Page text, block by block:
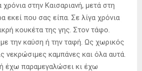
χρόνια στην Καισαριανή, μετά στη
εκεί που σας είπα. Σε λίγα χρόνια
κουκέτα της γης. Στον τάφο.
την καύση ή την ταφή. Ως χωρικός
νεκρώσιμες καμπάνες και όλα αυτά.
έχω παραμεγαλώσει κι έχω